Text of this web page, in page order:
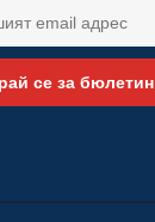
се за бюлетин